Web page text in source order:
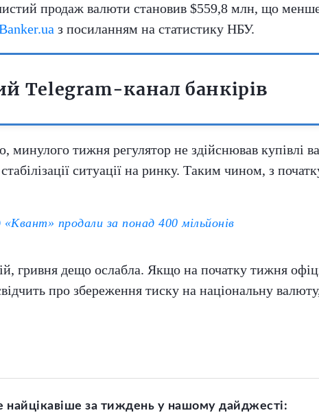
чистий продаж валюти становив $559,8 млн, що
з посиланням на статистику НБУ.
Telegram-канал банкірів
тижня регулятор не здійснював купівлі
ситуації на ринку. Таким чином, з
«Квант» продали за понад 400 мільйонів
гривня дещо ослабла. Якщо на початку тижня
про збереження тиску на національну
найцікавіше за тиждень у нашому дайджесті: